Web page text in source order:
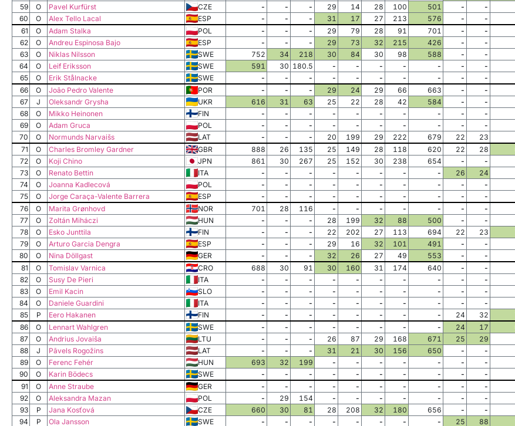
59
O Pavel Kurfürst CZE - - - 29 14 28 100 501 - -
60
O Alex Tello Lacal ESP - - - 31 17 27 213 576 - -
61
O Adam Stalka POL - - - 29 79 28 91 701 - -
62
O Andreu Espinosa Bajo ESP - - - 29 73 32 215 426 - -
63
O Niklas Nilsson SWE 752 34 218 30 84 30 98 588 - -
64
O Leif Eriksson SWE 591 30 180.5 - - - - - - -
65
O Erik Stålnacke SWE - - - - - - - - - -
66
O João Pedro Valente POR - - - 29 24 29 66 663 - -
67
J Oleksandr Grysha UKR 616 31 63 25 22 28 42 584 - -
68
O Mikko Heinonen FIN - - - - - - - - - -
69
O Adam Gruca POL - - - - - - - - - -
70
O Normunds Narvaišs LAT - - - 20 199 29 222 679 22 23
71
O Charles Bromley Gardner GBR 888 26 135 25 149 28 118 620 22 28
72
O Koji Chino JPN 861 30 267 25 152 30 238 654 - -
73
O Renato Bettin ITA - - - - - - - - 26 24
74
O Joanna Kadlecová POL - - - - - - - - - -
75
O Jorge Caraça-Valente Barrera ESP - - - - - - - - - -
76
O Marita Grønhovd NOR 701 28 116 - - - - - - -
77
O Zoltán Miháczi HUN - - - 28 199 32 88 500 - -
78
O Esko Junttila FIN - - - 22 202 27 113 694 22 23
79
O Arturo Garcia Dengra ESP - - - 29 16 32 101 491 - -
80
O Nina Döllgast GER - - - 32 26 27 49 553 - -
81
O Tomislav Varnica CRO 688 30 91 30 160 31 174 640 - -
82
O Susy De Pieri ITA - - - - - - - - - -
83
O Emil Kacin SLO - - - - - - - - - -
84
O Daniele Guardini ITA - - - - - - - - - -
85
P Eero Hakanen FIN - - - - - - - - 24 32
86
O Lennart Wahlgren SWE - - - - - - - - 24 17
87
O Andrius Jovaiša LTU - - - 26 87 29 168 671 25 29
88
J Pāvels Rogožins LAT - - - 31 21 30 156 650 - -
89
O Ferenc Fehér HUN 693 32 199 - - - - - - -
90
O Karin Bödecs SWE - - - - - - - - - -
91
O Anne Straube GER - - - - - - - - - -
92
O Aleksandra Mazan POL - 29 154 - - - - - - -
93
P Jana Kosťová CZE 660 30 81 28 208 32 180 656 - -
94
P Ola Jansson SWE - - - - - - - - 25 88